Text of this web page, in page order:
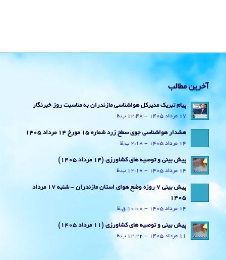
آخرین مطالب
پیام تبریک مدیرکل هواشناسی مازندران به مناسبت روز خبرنگار
17 مرداد 1405 - 12:48 ب.ظ
هشدار هواشناسی جوی سطح زرد شماره 15 مورخ 14 مرداد 1405
14 مرداد 1405 - 2:18 ب.ظ
پیش بینی و توصیه های کشاورزی (14 مرداد ۱۴۰۵)
14 مرداد 1405 - 12:17 ب.ظ
پیش بینی 7 روزه وضع هوای استان مازندران – شنبه 17 مرداد
1405
14 مرداد 1405 - 10:00 ق.ظ
پیش بینی و توصیه های کشاورزی (11 مرداد ۱۴۰۵)
11 مرداد 1405 - 12:22 ب.ظ